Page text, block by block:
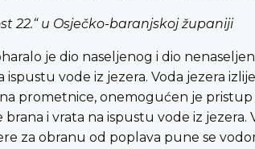
22.“ u Osječko-baranjskoj županiji
je dio naseljenog i dio
ispustu vode iz jezera. Voda jezera
prometnice, onemogućen je
i vrata na ispustu vode iz
za obranu od poplava pune se